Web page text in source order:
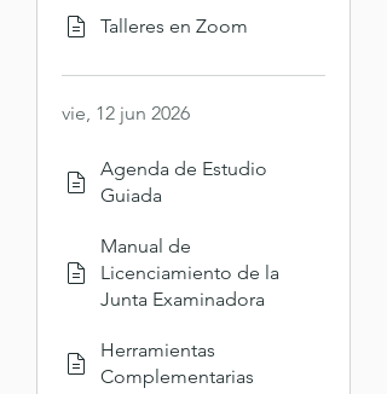
Talleres en Zoom
vie, 12 jun 2026
Agenda de Estudio
Guiada
Manual de
Licenciamiento de la
Junta Examinadora
Herramientas
Complementarias